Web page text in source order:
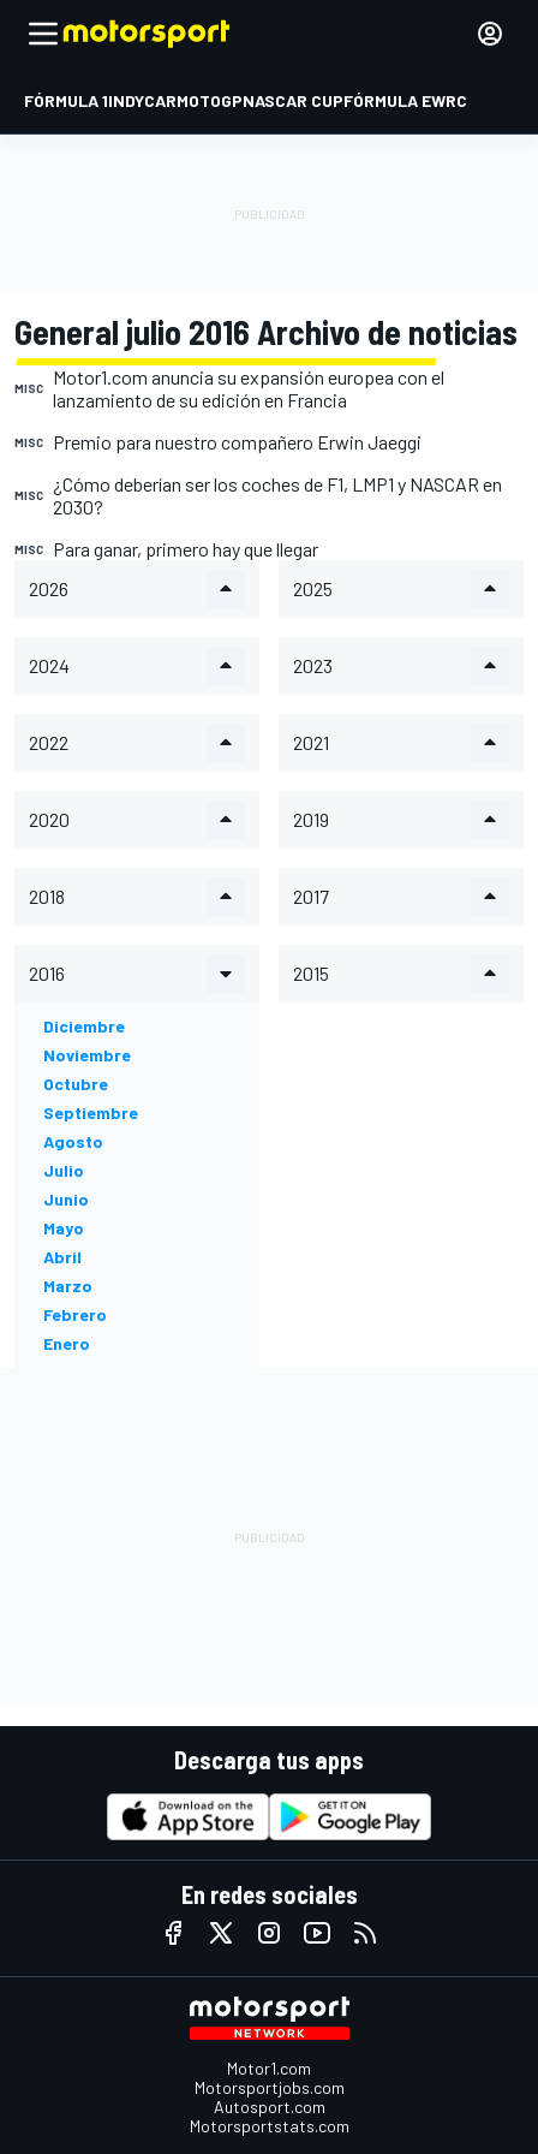
FÓRMULA 1INDYCARMOTOGPNASCAR CUPFÓRMULA EWRC
General julio 2016 Archivo de noticias
MISC
Motor1.com anuncia su expansión europea con el
lanzamiento de su edición en Francia
MISC Premio para nuestro compañero Erwin Jaeggi
MISC
¿Cómo deberían ser los coches de F1, LMP1 y NASCAR en
2030?
MISC
Para ganar, primero hay que llegar
2026
2025
2024 2023
2022 2021
2020 2019
2018 2017
2016
Diciembre
Noviembre
Octubre
Septiembre
Agosto
Julio
Junio
Mayo
Abril
Marzo
Febrero
Enero
2015
Descarga tus apps
En redes sociales
Motor1.com
Motorsportjobs.com
Autosport.com
Motorsportstats.com